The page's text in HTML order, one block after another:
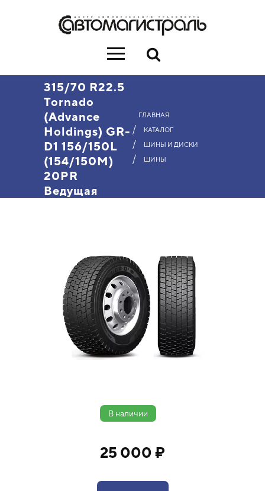
315/70 R22.5
Tornado
(Advance
Holdings) GR-
D1 156/150L
(154/150M)
20PR
Ведущая
ГЛАВНАЯ
/ КАТАЛОГ
/ ШИНЫ И ДИСКИ
/ ШИНЫ
В наличии
25 000 ₽